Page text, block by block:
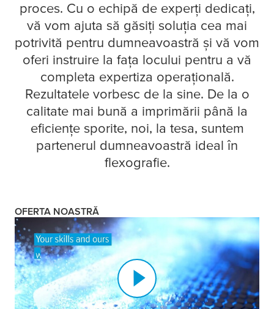
proces. Cu o echipă de experți dedicați,
vă vom ajuta să găsiți soluția cea mai
potrivită pentru dumneavoastră și vă vom
oferi instruire la fața locului pentru a vă
completa expertiza operațională.
Rezultatele vorbesc de la sine. De la o
calitate mai bună a imprimării până la
eficiențe sporite, noi, la tesa, suntem
partenerul dumneavoastră ideal în
flexografie.
OFERTA NOASTRĂ